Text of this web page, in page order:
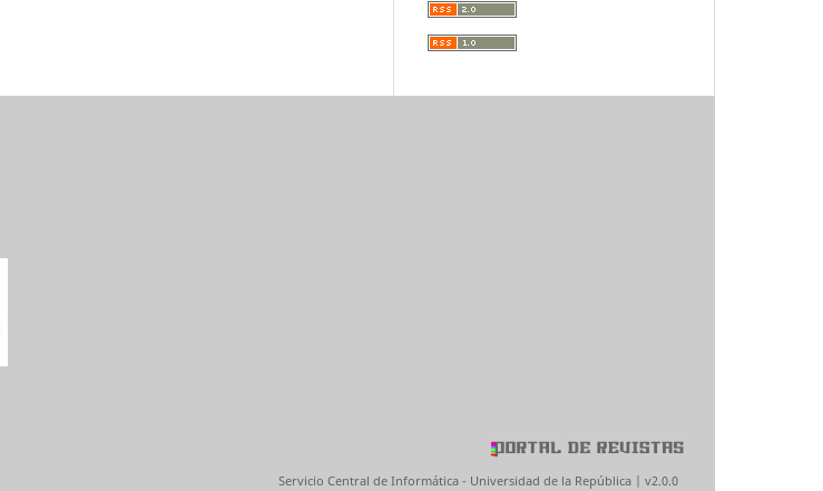
Servicio Central de Informática - Universidad de la República | v2.0.0